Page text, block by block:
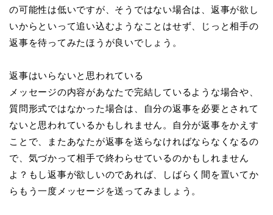
の可能性は低いですが、そうではない場合は、返事が欲し
いからといって追い込むようなことはせず、じっと相手の
返事を待ってみたほうが良いでしょう。
返事はいらないと思われている
メッセージの内容があなたで完結しているような場合や、
質問形式ではなかった場合は、自分の返事を必要とされて
ないと思われているかもしれません。自分が返事をかえす
ことで、またあなたが返事を送らなければならなくなるの
で、気づかって相手で終わらせているのかもしれません
よ？もし返事が欲しいのであれば、しばらく間を置いてか
らもう一度メッセージを送ってみましょう。